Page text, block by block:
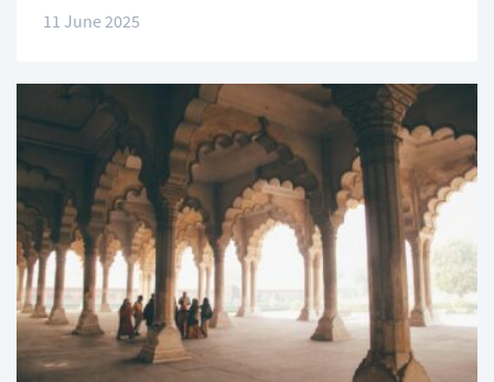
11 June 2025